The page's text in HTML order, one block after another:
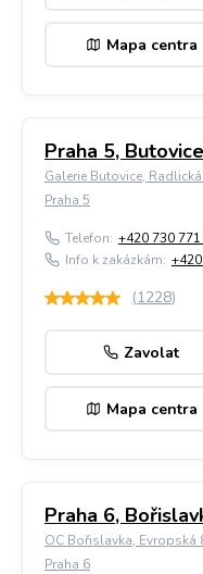
Mapa centra
Praha 5, Butovice
Galerie Butovice,
Praha 5
Telefon: +420 730 771
Info k zakázkám:
(1228)
Zavolat
Mapa centra
Praha 6,
OC Bořislavka, Evropská
Praha 6